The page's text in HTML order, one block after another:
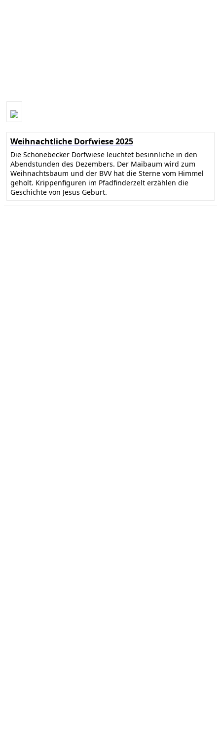
Weihnachtliche Dorfwiese 2025
Die Schönebecker Dorfwiese leuchtet besinnliche in den
Abendstunden des Dezembers. Der Maibaum wird zum
Weihnachtsbaum und der BVV hat die Sterne vom Himmel
geholt. Krippenfiguren im Pfadfinderzelt erzählen die
Geschichte von Jesus Geburt.